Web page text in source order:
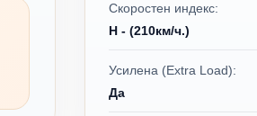
Скоростен индекс:
H - (210км/ч.)
Усилена (Extra Load):
Да